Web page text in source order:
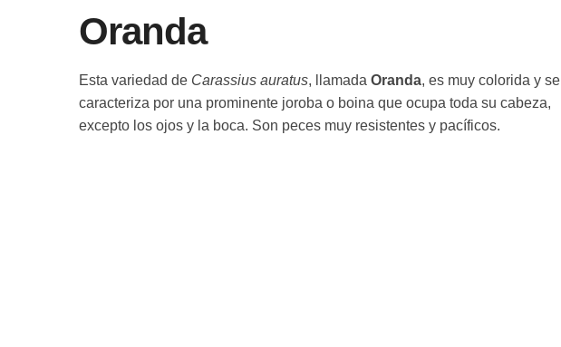
Oranda
Esta variedad de Carassius auratus, llamada Oranda, es muy colorida y se
caracteriza por una prominente joroba o boina que ocupa toda su cabeza,
excepto los ojos y la boca. Son peces muy resistentes y pacíficos.